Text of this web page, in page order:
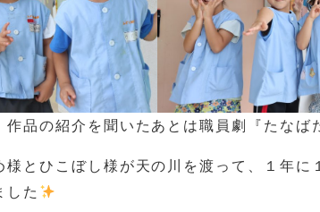
作品の紹介を聞いたあとは職員劇『たなば
様とひこぼし様が天の川を渡って、１年に
した